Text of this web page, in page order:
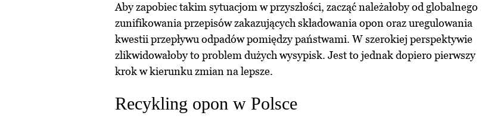
Aby zapobiec takim sytuacjom w przyszłości, zacząć należałoby od globalnego
zunifikowania przepisów zakazujących składowania opon oraz uregulowania
kwestii przepływu odpadów pomiędzy państwami. W szerokiej perspektywie
zlikwidowałoby to problem dużych wysypisk. Jest to jednak dopiero pierwszy
krok w kierunku zmian na lepsze.
Recykling opon w Polsce